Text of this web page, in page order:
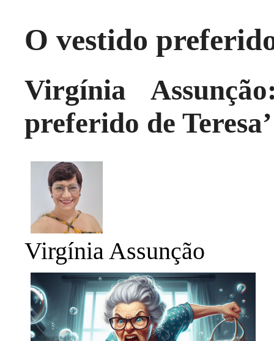
O vestido
Virgínia
preferido de Teresa’
Virgínia Assunção